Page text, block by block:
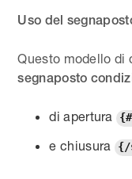
Uso del
Questo modello di
segnaposto
di apertura
e chiusura {/